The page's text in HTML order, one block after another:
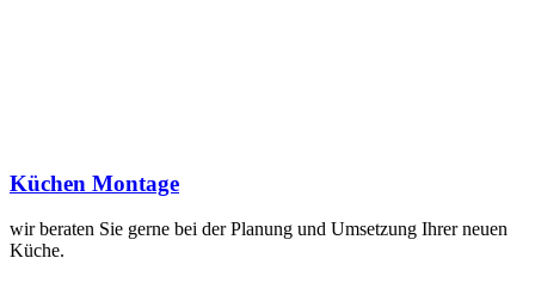
Küchen Montage
wir beraten Sie gerne bei der Planung und Umsetzung Ihrer neuen
Küche.